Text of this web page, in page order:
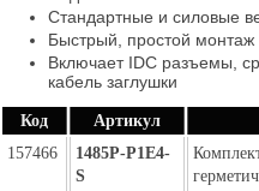
Стандартные и силовые
Быстрый, простой монтаж
Включает IDC разъемы,
кабель заглушки
Код Артикул
157466
1485P-P1E4-
S